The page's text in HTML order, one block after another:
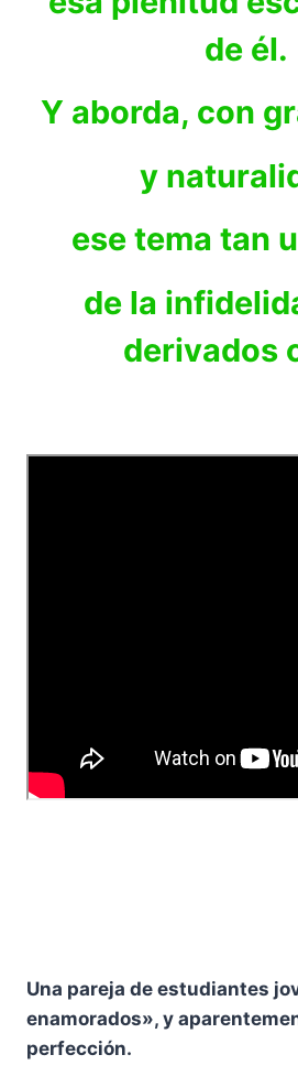
de él.
Y aborda, con
y
ese tema tan
de la
derivados
Una pareja de estudiantes
enamorados», y
perfección.